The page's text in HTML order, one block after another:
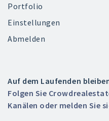
Portfolio
Einstellungen
Abmelden
Auf dem Laufenden
Folgen Sie
Kanälen oder melden Sie